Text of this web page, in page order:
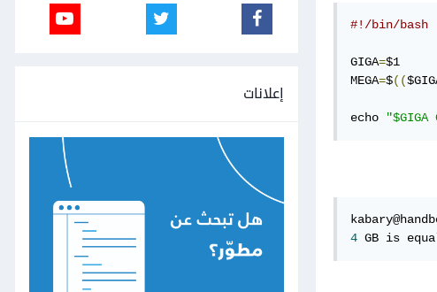
#!/bin/bash
GIGA=$1
MEGA=$((
echo
4 GB is
إعلانات